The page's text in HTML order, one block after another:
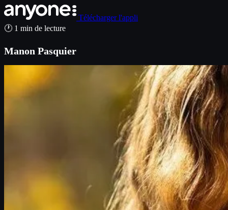
Télécharger l'appli
🕐 1 min de lecture
Manon Pasquier